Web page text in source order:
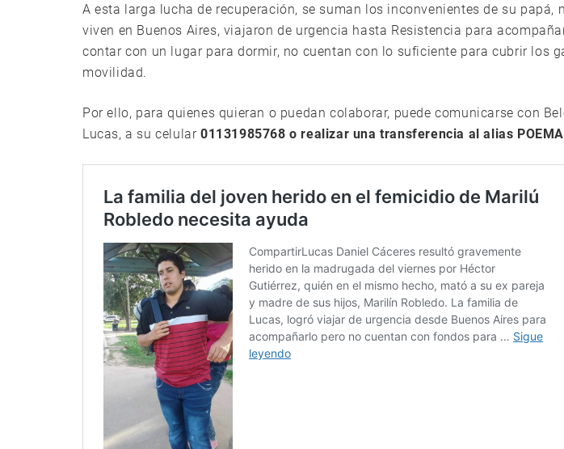
A esta larga lucha de recuperación, se suman los inconvenientes de su papá,
viven en Buenos Aires, viajaron de urgencia hasta Resistencia para
contar con un lugar para dormir, no cuentan con lo suficiente para cubrir los
movilidad.
Por ello, para quienes quieran o puedan colaborar, puede comunicarse con
Lucas, a su celular 01131985768 o realizar una transferencia al alias